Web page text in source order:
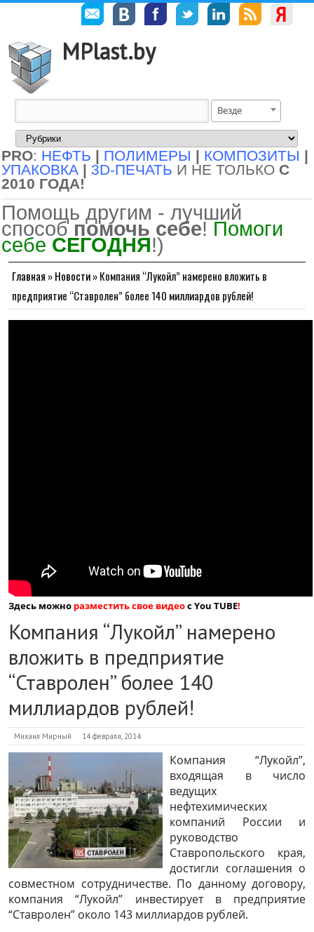
MPlast.by
Везде
PRO: НЕФТЬ | ПОЛИМЕРЫ | КОМПОЗИТЫ |
УПАКОВКА | 3D-ПЕЧАТЬ И НЕ ТОЛЬКО С
2010 ГОДА!
Помощь другим - лучший
способ помочь себе! Помоги
себе СЕГОДНЯ!)
Главная »Новости»Компания “Лукойл” намерено вложить в
предприятие “Ставролен” более 140 миллиардов рублей!
Здесь можно разместить свое видеос You TUBE!
Компания “Лукойл” намерено
вложить в предприятие
“Ставролен” более 140
миллиардов рублей!
Михаил Мирный 14 февраля, 2014
Компания “Лукойл”,
входящая в число
ведущих
нефтехимических
компаний России и
руководство
Ставропольского края,
достигли соглашения о
совместном сотрудничестве. По данному договору,
компания “Лукойл” инвестирует в предприятие
“Ставролен” около 143 миллиардов рублей.